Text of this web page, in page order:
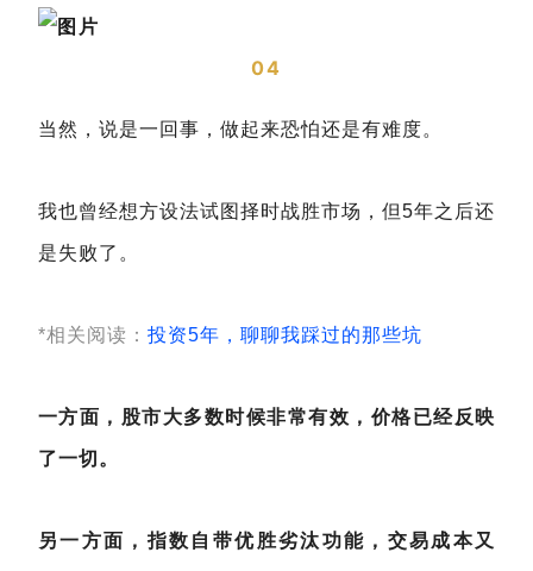
04
当然，说是一回事，做起来恐怕还是有难度。
我也曾经想方设法试图择时战胜市场 ，但5年之后还
是失败了。
*相关阅读： 投资5年，聊聊我踩过的那些坑
一方面，股市大多数时候非常有效，价格已经反映
了一切。
另一方面，指数自带优胜劣汰功能，交易成本又